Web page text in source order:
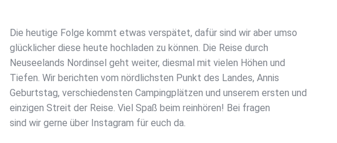
Die heutige Folge kommt etwas verspätet, dafür sind wir aber umso
glücklicher diese heute hochladen zu können. Die Reise durch
Neuseelands Nordinsel geht weiter, diesmal mit vielen Höhen und
Tiefen. Wir berichten vom nördlichsten Punkt des Landes, Annis
Geburtstag, verschiedensten Campingplätzen und unserem ersten und
einzigen Streit der Reise. Viel Spaß beim reinhören! Bei fragen
sind wir gerne über Instagram für euch da.